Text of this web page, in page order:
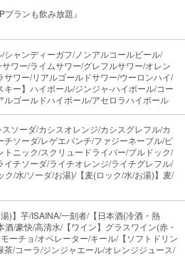
プランも飲み放題』
/シャンディーガフ/ノンアルコールビール/
サワー/ライムサワー/グレフルサワー/オレン
サワー/リアルゴールドサワー/ウーロンハイ/
キー】ハイボール/ジンジャ-ハイボール/コー
ルゴールドハイボール/アセロラハイボール
スソーダ/カシスオレンジ/カシスグレフル/カ
チソーダ/レゲエパンチ/ファジーネーブル/ピ
トニック/スクリュードライバー/ブルドック/
イチソーダ/ライチオレンジ/ライチグレフル/
ク/水/ソーダ/お湯)/【麦(ロック/水/お湯)】麦/
湯)】芋/ISAINA/一刻者/【日本酒(冷酒・熱
酒/豪快/高清水/【ワイン】グラスワイン(赤・
ーチョ/オペレーター/キール/【ソフトドリン
茶/コーラ/ジンジャエール/オレンジジュース/